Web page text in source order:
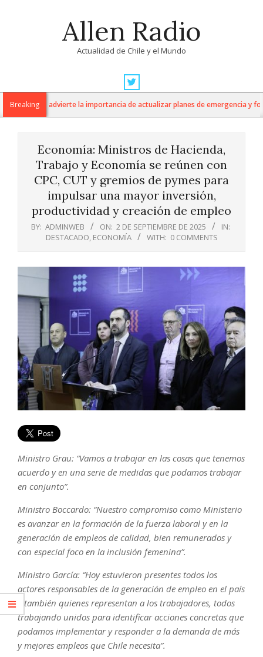
Allen Radio
Actualidad de Chile y el Mundo
Navigation
MenuBreakingadvierte la importancia de actualizar planes de emergencia y
Economía: Ministros de Hacienda,
Trabajo y Economía se reúnen con
CPC, CUT y gremios de pymes para
impulsar una mayor inversión,
productividad y creación de empleo
BY: ADMINWEB ON: 2 DE SEPTIEMBRE DE 2025
IN:
DESTACADO, ECONOMÍA WITH: 0 COMMENTS
Ministro Grau: “Vamos a trabajar en las cosas que tenemos
acuerdo y en una serie de medidas que podamos trabajar
en conjunto”.
Ministro Boccardo: “Nuestro compromiso como Ministerio
es avanzar en la formación de la fuerza laboral y en la
generación de empleos de calidad, bien remunerados y
con especial foco en la inclusión femenina”.
Ministro García: “Hoy estuvieron presentes todos los
actores responsables de la generación de empleo en el país
y también quienes representan a los trabajadores, todos
trabajando unidos para identificar acciones concretas que
podamos implementar y responder a la demanda de más
y mejores empleos que Chile necesita”.